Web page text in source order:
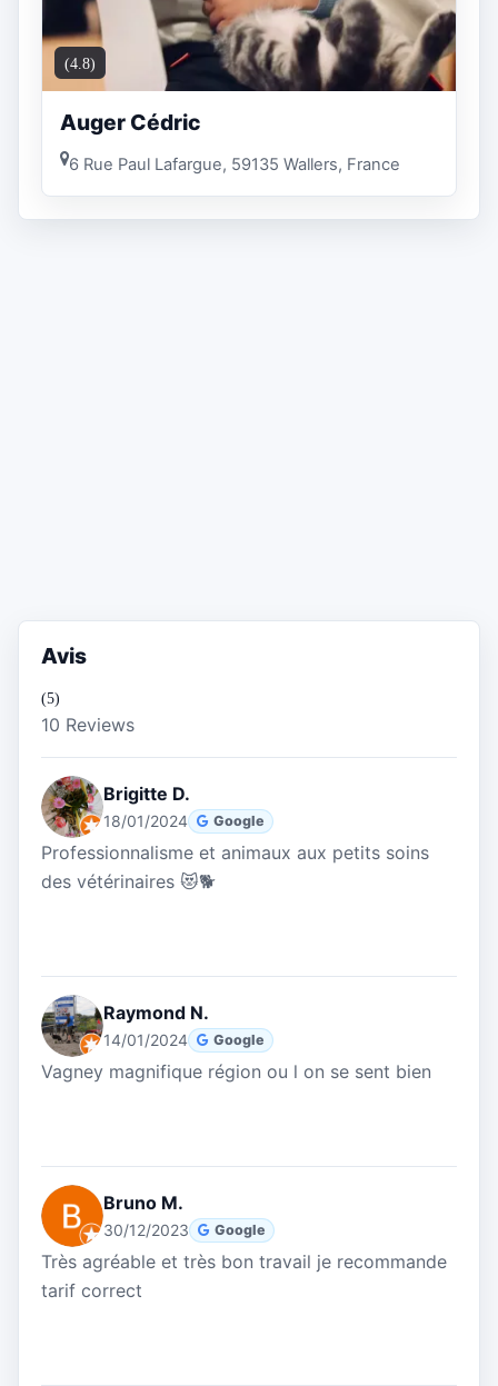
(4.8)
Auger Cédric
6 Rue Paul Lafargue, 59135 Wallers, France
Avis
(5)
10 Reviews
Brigitte D.
18/01/2024 Google
Professionnalisme et animaux aux petits soins
des vétérinaires 😻🐕
Raymond N.
14/01/2024 Google
Vagney magnifique région ou l on se sent bien
Bruno M.
30/12/2023 Google
Très agréable et très bon travail je recommande
tarif correct